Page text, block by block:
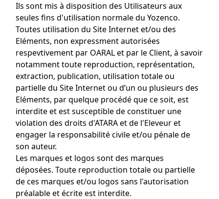
Ils sont mis à disposition des Utilisateurs aux
seules fins d'utilisation normale du Yozenco.
Toutes utilisation du Site Internet et/ou des
Eléments, non expressment autorisées
respevtivement par OARAL et par le Client, à savoir
notamment toute reproduction, représentation,
extraction, publication, utilisation totale ou
partielle du Site Internet ou d’un ou plusieurs des
Eléments, par quelque procédé que ce soit, est
interdite et est susceptible de constituer une
violation des droits d'ATARA et de l'Eleveur et
engager la responsabilité civile et/ou pénale de
son auteur.
Les marques et logos sont des marques
déposées. Toute reproduction totale ou partielle
de ces marques et/ou logos sans l'autorisation
préalable et écrite est interdite.